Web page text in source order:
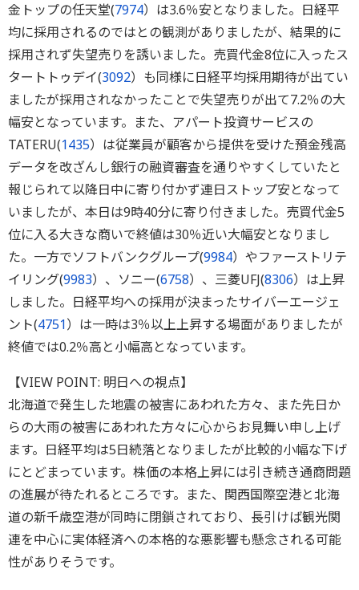
金トップの任天堂(7974）は3.6％安となりました。日経平
均に採用されるのではとの観測がありましたが、結果的に
採用されず失望売りを誘いました。売買代金8位に入ったス
タートトゥデイ(3092）も同様に日経平均採用期待が出てい
ましたが採用されなかったことで失望売りが出て7.2％の大
幅安となっています。また、アパート投資サービスの
TATERU(1435）は従業員が顧客から提供を受けた預金残高
データを改ざんし銀行の融資審査を通りやすくしていたと
報じられて以降日中に寄り付かず連日ストップ安となって
いましたが、本日は9時40分に寄り付きました。売買代金5
位に入る大きな商いで終値は30％近い大幅安となりまし
た。一方でソフトバンクグループ(9984）やファーストリテ
イリング(9983）、ソニー(6758）、三菱UFJ(8306）は上昇
しました。日経平均への採用が決まったサイバーエージェ
ント(4751）は一時は3％以上上昇する場面がありましたが
終値では0.2％高と小幅高となっています。
【VIEW POINT: 明日への視点】
北海道で発生した地震の被害にあわれた方々、また先日か
らの大雨の被害にあわれた方々に心からお見舞い申し上げ
ます。日経平均は5日続落となりましたが比較的小幅な下げ
にとどまっています。株価の本格上昇には引き続き通商問題
の進展が待たれるところです。また、関西国際空港と北海
道の新千歳空港が同時に閉鎖されており、長引けば観光関
連を中心に実体経済への本格的な悪影響も懸念される可能
性がありそうです。